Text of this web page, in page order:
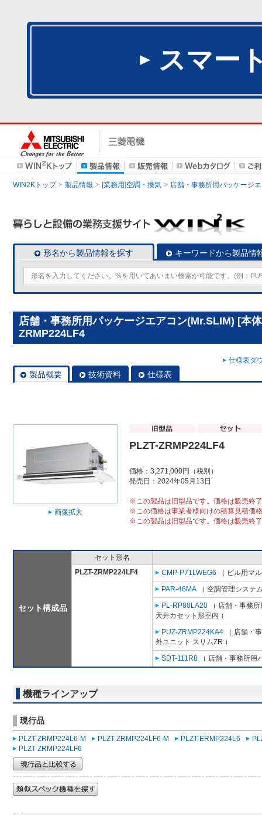
スマー
WIN2Kトップ 製品情報 [業務用]空調・換気 店舗・事務所用パッケージ
形名から製品情報を探す キーワードから製品情
店舗・事務所用パッケージエアコン(Mr.SLIM) [本
ZRMP224LF4
仕様表ダ
製品概要 技術資料 仕様表
画像拡大
PLZT-ZRMP224LF4
価格：3,271,000円（税別）
発売日：2024年05月13日
※この製品は旧型品です。価格は販売終
※この価格は事業者様向けの積算見積価
※この製品は旧型品です。価格は販売終
セット構成品
セット形名
PLZT-ZRMP224LF4
CMP-P71LWEG6 （ ビル用マ
PAR-46MA （ 空調管理システ
PL-RP80LA20 （ 店舗・事務
天井カセット形室内 ）
PUZ-ZRMP224KA4 （ 店舗・
外ユニット スリムZR ）
SDT-111R8 （ 店舗・事務所用
機種ラインアップ
現行品
PLZT-ZRMP224L6-M PLZT-ZRMP224LF6-M PLZT-ERMP224L6
PLZT-ZRMP224LF6